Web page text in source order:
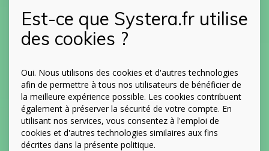
Est-ce que Systera.fr utilise
des cookies ?
Oui. Nous utilisons des cookies et d'autres technologies
afin de permettre à tous nos utilisateurs de bénéficier de
la meilleure expérience possible. Les cookies contribuent
également à préserver la sécurité de votre compte. En
utilisant nos services, vous consentez à l'emploi de
cookies et d'autres technologies similaires aux fins
décrites dans la présente politique.